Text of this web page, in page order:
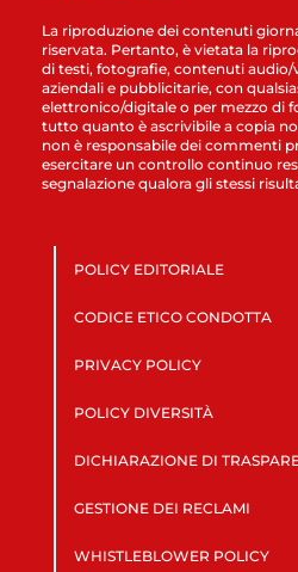
La riproduzione dei contenuti
riservata. Pertanto, è vietata la
di testi, fotografie, contenuti
aziendali e pubblicitarie, con
elettronico/digitale o per mezzo di
tutto quanto è ascrivibile a copia
non è responsabile dei commenti
esercitare un controllo continuo
segnalazione qualora gli stessi
POLICY EDITORIALE
CODICE ETICO CONDOTTA
PRIVACY POLICY
POLICY DIVERSITÀ
DICHIARAZIONE DI
GESTIONE DEI RECLAMI
WHISTLEBLOWER POLICY